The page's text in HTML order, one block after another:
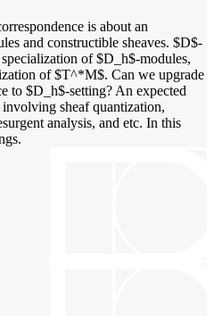
is about an
and constructible sheaves. $D$-
of $D_h$-modules,
of $T^*M$. Can we upgrade
to $D_h$-setting? An expected
sheaf quantization,
analysis, and etc. In this